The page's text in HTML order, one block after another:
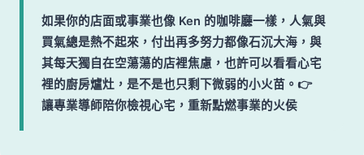
如果你的店面或事業也像 Ken 的咖啡廳一樣，人氣與
買氣總是熱不起來，付出再多努力都像石沉大海，與
其每天獨自在空蕩蕩的店裡焦慮，也許可以看看心宅
裡的廚房爐灶，是不是也只剩下微弱的小火苗。👉
讓專業導師陪你檢視心宅，重新點燃事業的火侯